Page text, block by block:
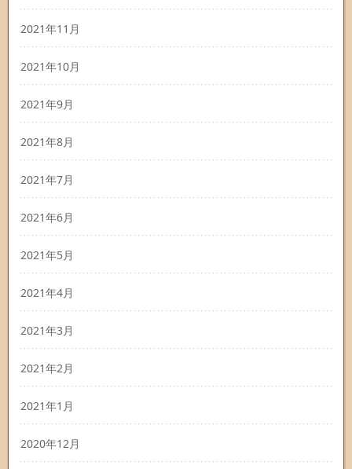
2021年11月
2021年10月
2021年9月
2021年8月
2021年7月
2021年6月
2021年5月
2021年4月
2021年3月
2021年2月
2021年1月
2020年12月